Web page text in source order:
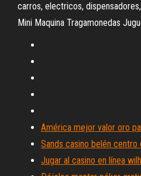
carros, electricos,
Mini Maquina Tragamonedas
América mejor valor oro
Sands casino belén centro
Jugar al casino en línea